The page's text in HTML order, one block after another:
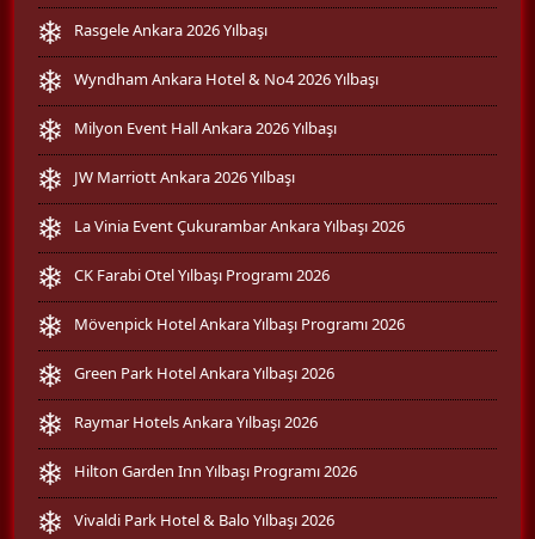
Rasgele Ankara 2026 Yılbaşı
Wyndham Ankara Hotel & No4 2026 Yılbaşı
Milyon Event Hall Ankara 2026 Yılbaşı
JW Marriott Ankara 2026 Yılbaşı
La Vinia Event Çukurambar Ankara Yılbaşı 2026
CK Farabi Otel Yılbaşı Programı 2026
Mövenpick Hotel Ankara Yılbaşı Programı 2026
Green Park Hotel Ankara Yılbaşı 2026
Raymar Hotels Ankara Yılbaşı 2026
Hilton Garden Inn Yılbaşı Programı 2026
Vivaldi Park Hotel & Balo Yılbaşı 2026